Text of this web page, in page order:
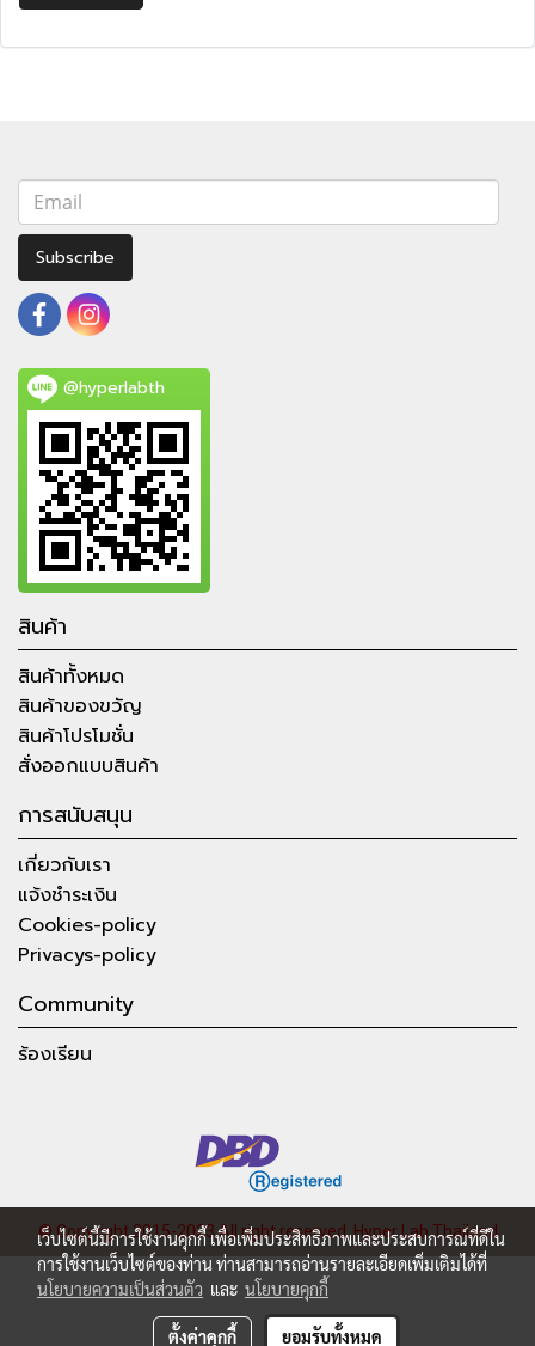
Subscribe
@hyperlabth
สินค้า
สินค้าทั้งหมด
สินค้าของขวัญ
สินค้าโปรโมชั่น
สั่งออกแบบสินค้า
การสนับสนุน
เกี่ยวกับเรา
แจ้งชำระเงิน
Cookies-policy
Privacys-policy
Community
ร้องเรียน
© Copyright 2015-2023 All right reserved.Hyper Lab Thailand
เว็บไซต์นี้มีการใช้งานคุกกี้ เพื่อเพิ่มประสิทธิภาพและประสบการณ์ที่ดีใน
การใช้งานเว็บไซต์ของท่าน ท่านสามารถอ่านรายละเอียดเพิ่มเติมได้ที่
นโยบายความเป็นส่วนตัว และ นโยบายคุกกี้
ตั้งค่าคุกกี้ ยอมรับทั้งหมด